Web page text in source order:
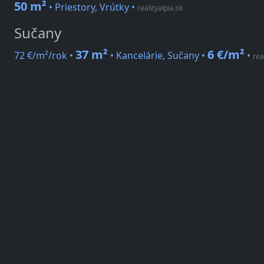
50 m² • Priestory, Vrútky • realityalpia.sk
Sučany
72 €/m²/rok • 37 m² • Kancelárie, Sučany • 6 €/m² •